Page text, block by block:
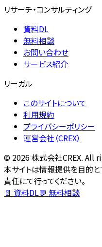
リサーチ・コンサルティング
資料DL
無料相談
お問い合わせ
サービス紹介
リーガル
このサイトについて
利用規約
プライバシーポリシー
運営会社（CREX）
© 2026株式会社CREX. All
本サイトは情報提供を目的
責任にて行ってください。
📄 資料DL💬 無料相談